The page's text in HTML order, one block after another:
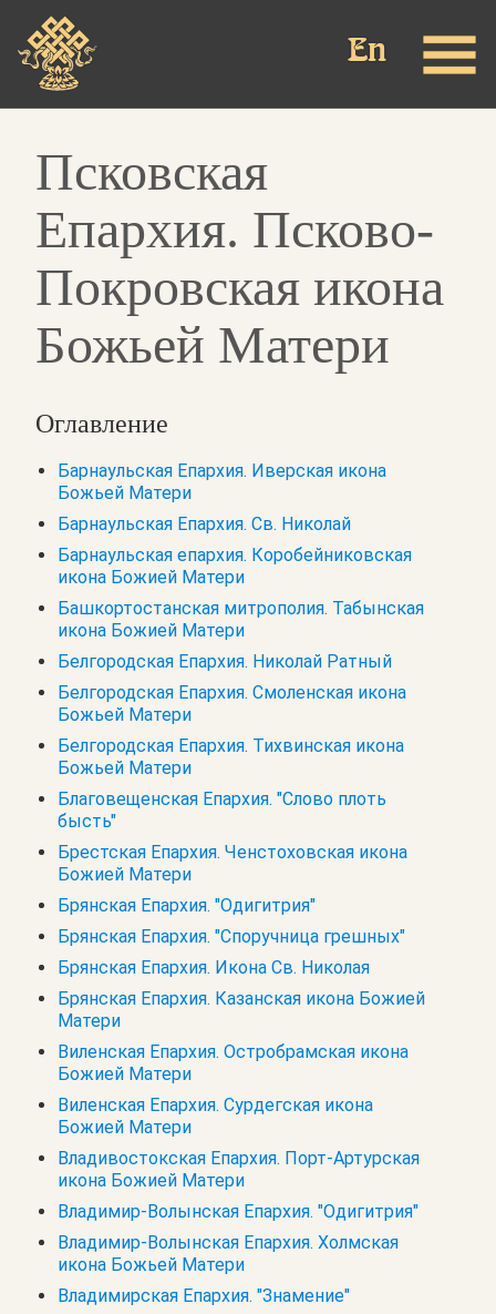
основному
содержанию
Псковская
Епархия. Псково-
Покровская икона
Божьей Матери
Оглавление
Барнаульская Епархия. Иверская икона
Божьей Матери
Барнаульская Епархия. Св. Николай
Барнаульская епархия. Коробейниковская
икона Божией Матери
Башкортостанская митрополия. Табынская
икона Божией Матери
Белгородская Епархия. Николай Ратный
Белгородская Епархия. Смоленская икона
Божьей Матери
Белгородская Епархия. Тихвинская икона
Божьей Матери
Благовещенская Епархия. "Слово плоть
бысть"
Брестская Епархия. Ченстоховская икона
Божией Матери
Брянская Епархия. "Одигитрия"
Брянская Епархия. "Споручница грешных"
Брянская Епархия. Икона Св. Николая
Брянская Епархия. Казанская икона Божией
Матери
Виленская Епархия. Остробрамская икона
Божией Матери
Виленская Епархия. Сурдегская икона
Божией Матери
Владивостокская Епархия. Порт-Артурская
икона Божией Матери
Владимир-Волынская Епархия. "Одигитрия"
Владимир-Волынская Епархия. Холмская
икона Божьей Матери
Владимирская Епархия. "Знамение"